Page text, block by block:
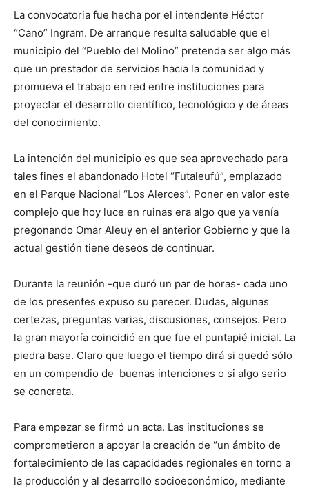
La convocatoria fue hecha por el intendente Héctor
“Cano” Ingram. De arranque resulta saludable que el
municipio del “Pueblo del Molino” pretenda ser algo más
que un prestador de servicios hacia la comunidad y
promueva el trabajo en red entre instituciones para
proyectar el desarrollo científico, tecnológico y de áreas
del conocimiento.
La intención del municipio es que sea aprovechado para
tales fines el abandonado Hotel “Futaleufú”, emplazado
en el Parque Nacional “Los Alerces”. Poner en valor este
complejo que hoy luce en ruinas era algo que ya venía
pregonando Omar Aleuy en el anterior Gobierno y que la
actual gestión tiene deseos de continuar.
Durante la reunión -que duró un par de horas- cada uno
de los presentes expuso su parecer. Dudas, algunas
certezas, preguntas varias, discusiones, consejos. Pero
la gran mayoría coincidió en que fue el puntapié inicial. La
piedra base. Claro que luego el tiempo dirá si quedó sólo
en un compendio de buenas intenciones o si algo serio
se concreta.
Para empezar se firmó un acta. Las instituciones se
comprometieron a apoyar la creación de “un ámbito de
fortalecimiento de las capacidades regionales en torno a
la producción y al desarrollo socioeconómico, mediante